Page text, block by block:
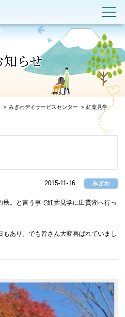
知らせ
みぎわデイサービスセンター 紅葉見学
2015-11-16
と言う事で紅葉見学に田貫湖へ行っ
あり。でも皆さん大変喜ばれていまし